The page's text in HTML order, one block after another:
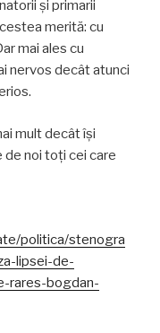
și primarii
merită: cu
mai ales cu
nervos decât atunci
mult decât își
de noi toți cei care
politica/stenogra
lipsei-de-
rares-bogdan-